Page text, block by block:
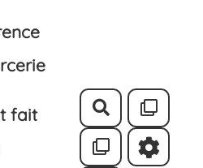
fait
Rechercher